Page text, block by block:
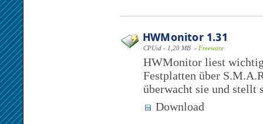
HWMonitor 1.31
CPUid - 1,20 MB - Freeware
HWMonitor liest
Festplatten über
überwacht sie und stellt
Download